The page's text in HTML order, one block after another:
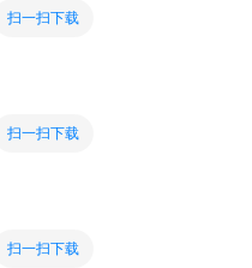
扫一扫下载
扫一扫下载
扫一扫下载